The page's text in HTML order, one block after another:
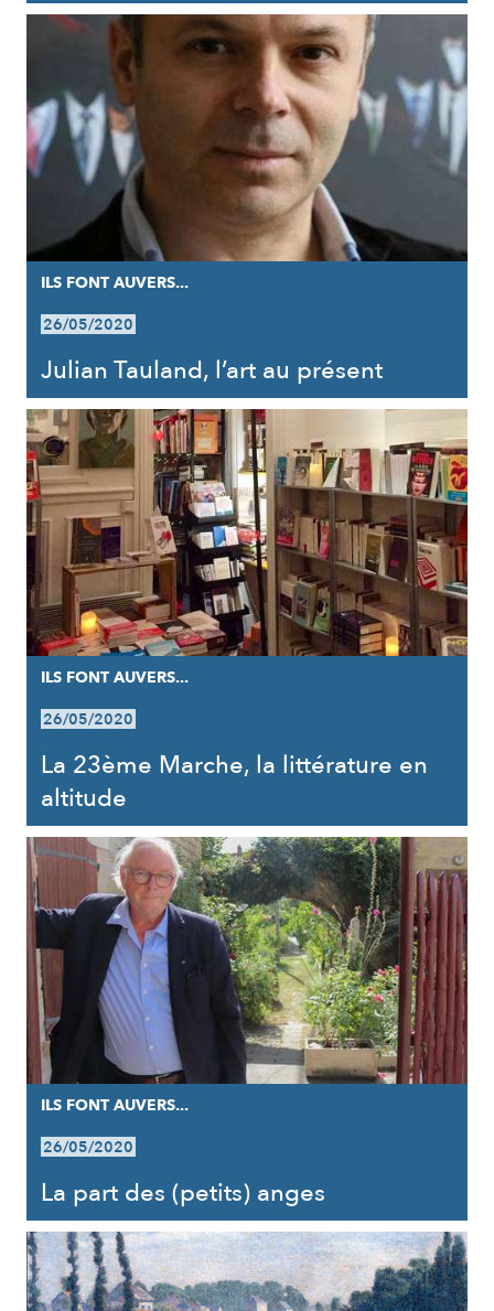
ILS FONT AUVERS...
26/05/2020
Julian Tauland, l’art au présent
ILS FONT AUVERS...
26/05/2020
La 23ème Marche, la littérature en
altitude
ILS FONT AUVERS...
26/05/2020
La part des (petits) anges